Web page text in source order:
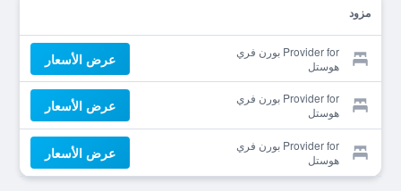
مزود
Provider for بورن فري
هوستل
عرض الأسعار
Provider for بورن فري
هوستل
عرض الأسعار
Provider for بورن فري
هوستل
عرض الأسعار